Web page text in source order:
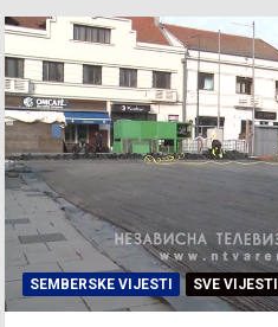
SEMBERSKE VIJESTI SVE VIJESTI